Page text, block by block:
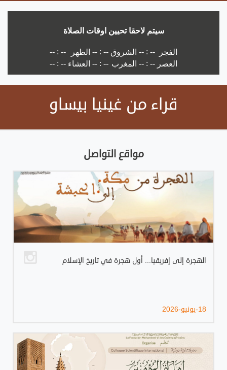
قراء من غينيا بيساو
مواقع التواصل
الهجرة إلى إفريقيا... أول هجرة في تاريخ الإسلام
18-يونيو-2026